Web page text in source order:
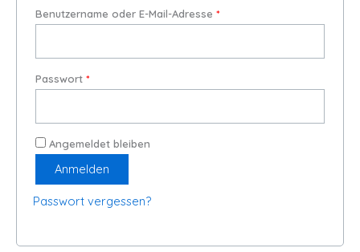
Benutzername oder E-Mail-Adresse *
Passwort *
Angemeldet bleiben
Anmelden
Passwort vergessen?